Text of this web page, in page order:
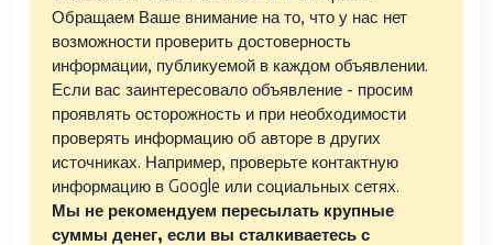
Обращаем Ваше внимание на то, что у нас нет
возможности проверить достоверность
информации, публикуемой в каждом объявлении.
Если вас заинтересовало объявление - просим
проявлять осторожность и при необходимости
проверять информацию об авторе в других
источниках. Например, проверьте контактную
информацию в Google или социальных сетях.
Мы не рекомендуем пересылать крупные
суммы денег, если вы сталкиваетесь с